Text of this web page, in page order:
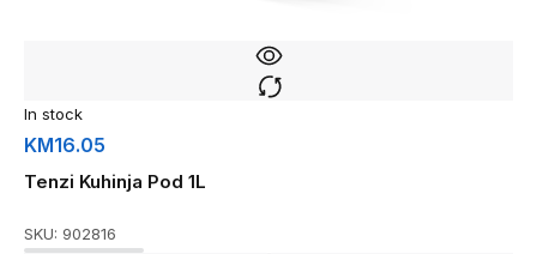
In stock
KM16.05
Tenzi Kuhinja Pod 1L
SKU: 902816